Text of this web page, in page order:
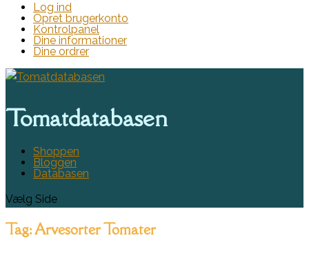
Log ind
Opret brugerkonto
Kontrolpanel
Dine informationer
Dine ordrer
Tomatdatabasen
Shoppen
Bloggen
Databasen
Vælg Side
Tag:Arvesorter Tomater